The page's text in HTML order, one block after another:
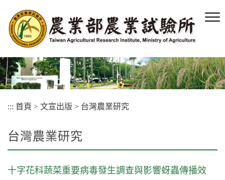
容
區
塊
::: 首頁 > 文宣出版 > 台灣農業研究
台灣農業研究
十字花科蔬菜重要病毒發生調查與影響蚜蟲傳播效